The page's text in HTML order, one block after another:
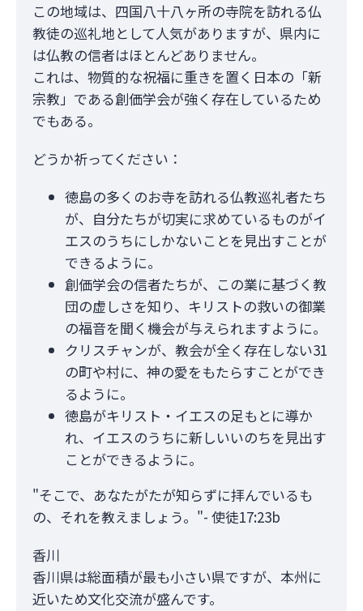
この地域は、四国八十八ヶ所の寺院を訪れる仏
教徒の巡礼地として人気がありますが、県内に
は仏教の信者はほとんどありません。
これは、物質的な祝福に重きを置く日本の「新
宗教」である創価学会が強く存在しているため
でもある。
どうか祈ってください：
徳島の多くのお寺を訪れる仏教巡礼者たち
が、自分たちが切実に求めているものがイ
エスのうちにしかないことを見出すことが
できるように。
創価学会の信者たちが、この業に基づく教
団の虚しさを知り、キリストの救いの御業
の福音を聞く機会が与えられますように。
クリスチャンが、教会が全く存在しない31
の町や村に、神の愛をもたらすことができ
るように。
徳島がキリスト・イエスの足もとに導か
れ、イエスのうちに新しいいのちを見出す
ことができるように。
"そこで、あなたがたが知らずに拝んでいるも
の、それを教えましょう。"- 使徒17:23b
香川
香川県は総面積が最も小さい県ですが、本州に
近いため文化交流が盛んです。